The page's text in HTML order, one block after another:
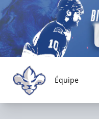
Trois-Rivières Lions
Équipe